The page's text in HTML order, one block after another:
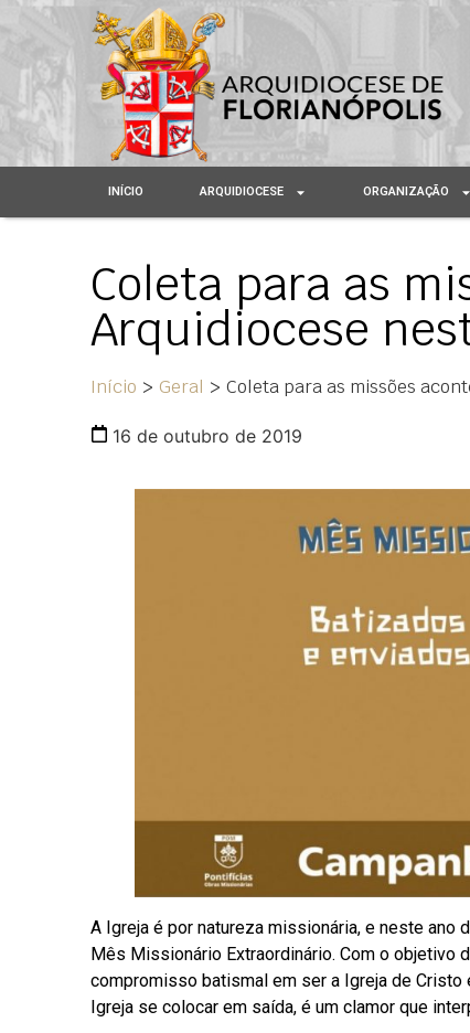
INÍCIO ARQUIDIOCESE ORGANIZAÇÃO
Coleta para as
Arquidiocese
Início > Geral > Coleta para as missões
16 de outubro de 2019
A Igreja é por natureza missionária, e neste ano
Mês Missionário Extraordinário. Com o objetivo
compromisso batismal em ser a Igreja de Cristo
Igreja se colocar em saída, é um clamor que